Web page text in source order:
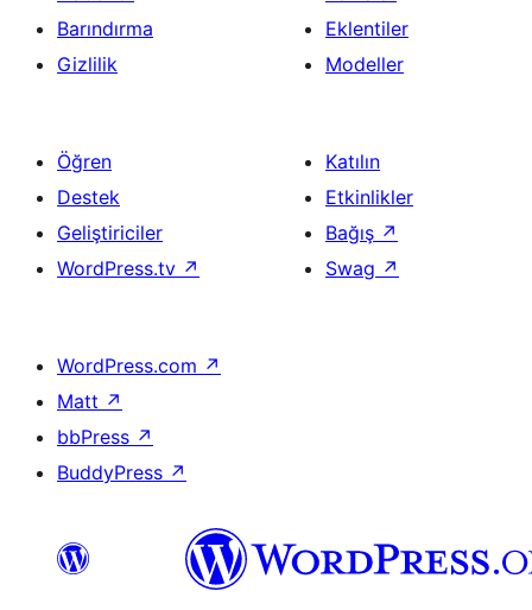
Barındırma
Gizlilik
Eklentiler
Modeller
Öğren
Destek
Geliştiriciler
WordPress.tv ↗
Katılın
Etkinlikler
Bağış ↗
Swag ↗
WordPress.com ↗
Matt ↗
bbPress ↗
BuddyPress ↗